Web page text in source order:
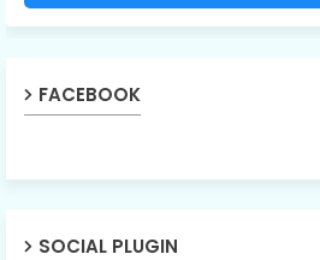
FACEBOOK
SOCIAL PLUGIN